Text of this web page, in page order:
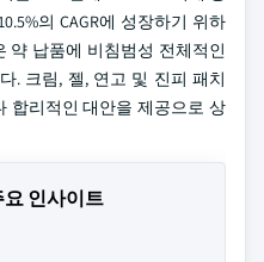
의 CAGR에 성장하기 위하
약 납품에 비침범성 전체적인
. 크림, 젤, 연고 및 진피 패치
합리적인 대안을 제공으로 상
요 인사이트